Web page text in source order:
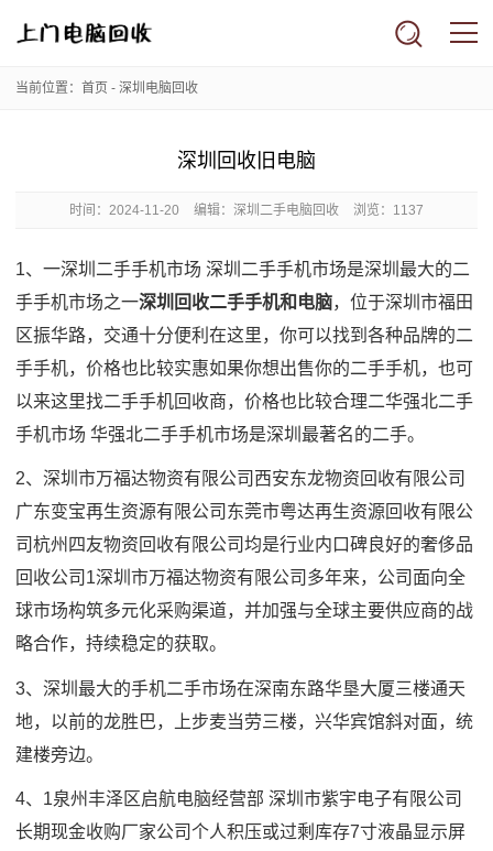
当前位置： 首页 - 深圳电脑回收
深圳回收旧电脑
时间： 2024-11-20 编辑：深圳二手电脑回收 浏览：1137
1、一深圳二手手机市场 深圳二手手机市场是深圳最大的二
手手机市场之一深圳回收二手手机和电脑，位于深圳市福田
区振华路，交通十分便利在这里，你可以找到各种品牌的二
手手机，价格也比较实惠如果你想出售你的二手手机，也可
以来这里找二手手机回收商，价格也比较合理二华强北二手
手机市场 华强北二手手机市场是深圳最著名的二手。
2、深圳市万福达物资有限公司西安东龙物资回收有限公司
广东变宝再生资源有限公司东莞市粤达再生资源回收有限公
司杭州四友物资回收有限公司均是行业内口碑良好的奢侈品
回收公司1深圳市万福达物资有限公司多年来，公司面向全
球市场构筑多元化采购渠道，并加强与全球主要供应商的战
略合作，持续稳定的获取。
3、深圳最大的手机二手市场在深南东路华垦大厦三楼通天
地，以前的龙胜巴，上步麦当劳三楼，兴华宾馆斜对面，统
建楼旁边。
4、1泉州丰泽区启航电脑经营部 深圳市紫宇电子有限公司
长期现金收购厂家公司个人积压或过剩库存7寸液晶显示屏